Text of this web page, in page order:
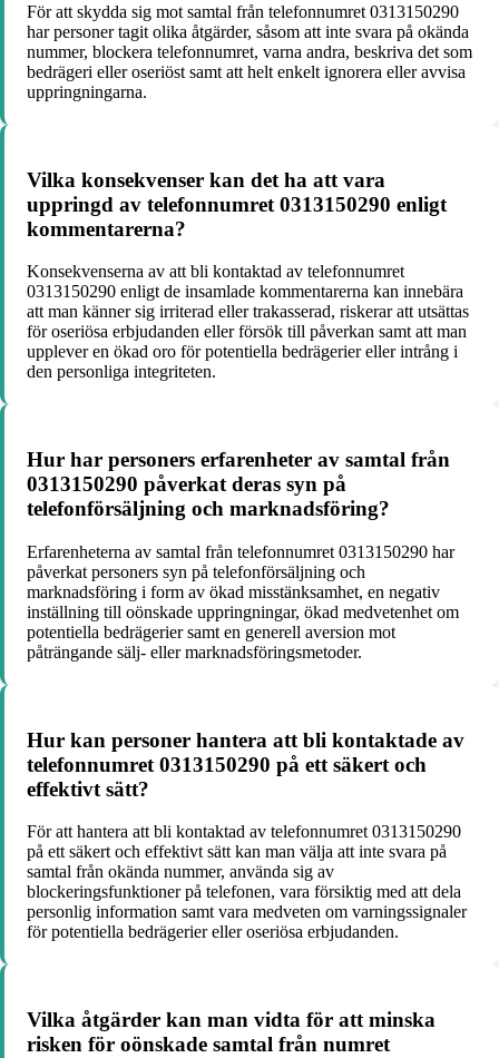
För att skydda sig mot samtal från telefonnumret 0313150290
har personer tagit olika åtgärder, såsom att inte svara på okända
nummer, blockera telefonnumret, varna andra, beskriva det som
bedrägeri eller oseriöst samt att helt enkelt ignorera eller avvisa
uppringningarna.
Vilka konsekvenser kan det ha att vara
uppringd av telefonnumret 0313150290 enligt
kommentarerna?
Konsekvenserna av att bli kontaktad av telefonnumret
0313150290 enligt de insamlade kommentarerna kan innebära
att man känner sig irriterad eller trakasserad, riskerar att utsättas
för oseriösa erbjudanden eller försök till påverkan samt att man
upplever en ökad oro för potentiella bedrägerier eller intrång i
den personliga integriteten.
Hur har personers erfarenheter av samtal från
0313150290 påverkat deras syn på
telefonförsäljning och marknadsföring?
Erfarenheterna av samtal från telefonnumret 0313150290 har
påverkat personers syn på telefonförsäljning och
marknadsföring i form av ökad misstänksamhet, en negativ
inställning till oönskade uppringningar, ökad medvetenhet om
potentiella bedrägerier samt en generell aversion mot
påträngande sälj- eller marknadsföringsmetoder.
Hur kan personer hantera att bli kontaktade av
telefonnumret 0313150290 på ett säkert och
effektivt sätt?
För att hantera att bli kontaktad av telefonnumret 0313150290
på ett säkert och effektivt sätt kan man välja att inte svara på
samtal från okända nummer, använda sig av
blockeringsfunktioner på telefonen, vara försiktig med att dela
personlig information samt vara medveten om varningssignaler
för potentiella bedrägerier eller oseriösa erbjudanden.
Vilka åtgärder kan man vidta för att minska
risken för oönskade samtal från numret